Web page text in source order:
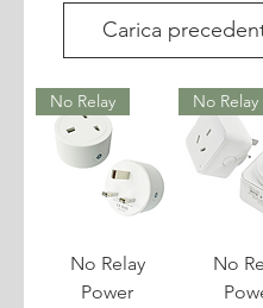
Carica
No Relay
No Relay
Power
No Relay
No